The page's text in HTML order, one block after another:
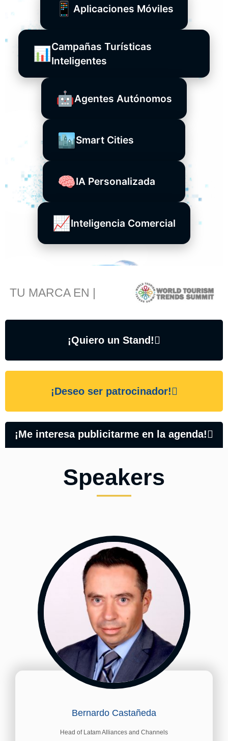
📱 Aplicaciones Móviles
📊Campañas Turísticas
Inteligentes
🤖Agentes Autónomos
🏙️Smart Cities
🧠IA Personalizada
📈Inteligencia Comercial
TU MARCA EN |
¡Quiero un Stand!
¡Deseo ser patrocinador!
¡Me interesa publicitarme en la agenda!
Speakers
Bernardo Castañeda
Head of Latam Alliances and Channels